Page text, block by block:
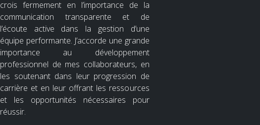
crois fermement en l’importance de la
communication transparente et de
l’écoute active dans la gestion d’une
équipe performante. J’accorde une grande
importance au développement
professionnel de mes collaborateurs, en
les soutenant dans leur progression de
carrière et en leur offrant les ressources
et les opportunités nécessaires pour
réussir.